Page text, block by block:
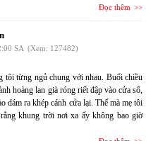
Đọc thêm
SA (Xem: 127482)
tôi từng ngủ chung với nhau. Buổi chiều
hoàng lan già róng riết đập vào cửa sổ,
dám ra khép cánh cửa lại. Thế mà mẹ tôi
khung trời nơi xa ấy không bao giờ